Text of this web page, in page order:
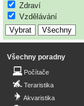
Zdraví
Vzdělávání
Všechny poradny
Počítače
Teraristika
Akvaristika